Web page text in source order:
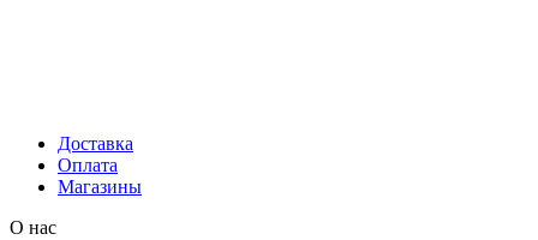
Доставка
Оплата
Магазины
О нас